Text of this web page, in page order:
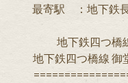
最寄駅 ：地下鉄
地下鉄四つ橋
地下鉄四つ橋線 御